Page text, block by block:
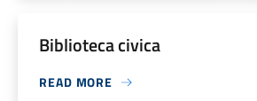
Biblioteca civica
READ MORE